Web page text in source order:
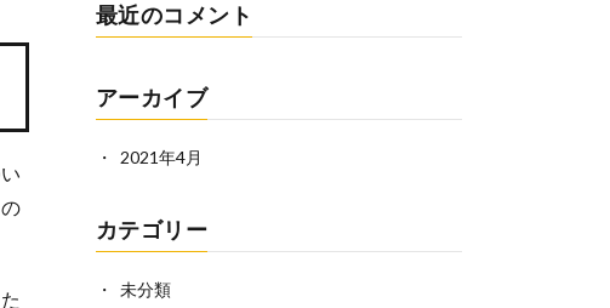
最近のコメント
アーカイブ
2021年4月
カテゴリー
未分類